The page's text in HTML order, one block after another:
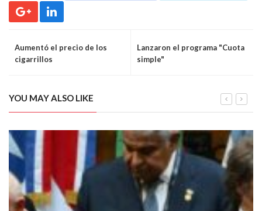
Aumentó el precio de los
cigarrillos
Lanzaron el programa "Cuota
simple"
YOU MAY ALSO LIKE